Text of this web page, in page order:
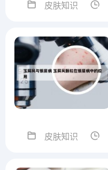
皮肤知识
皮肤知识